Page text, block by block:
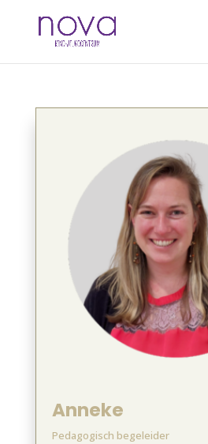
Anneke
Pedagogisch begeleider